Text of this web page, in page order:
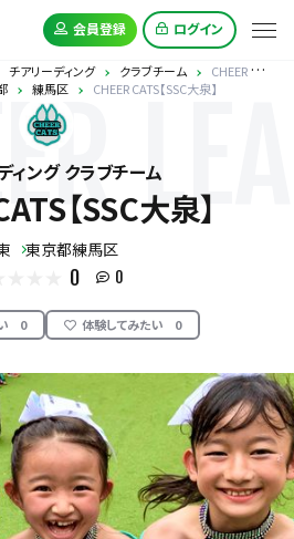
会員登録 ログイン
チアリーディング クラブチーム
CHEER CATS【SSC大泉】
練馬区 CHEER CATS【SSC大泉】
ィング クラブチーム
【SSC大泉】
東京都練馬区
0 0
0 体験してみたい 0